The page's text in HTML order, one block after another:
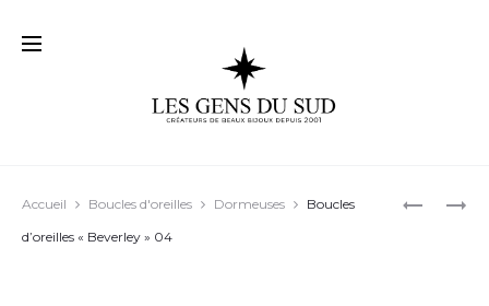
BOUCLES
BOUCLES
Accueil Boucles d'oreilles Dormeuses
Boucles
d’oreilles « Beverley » 04